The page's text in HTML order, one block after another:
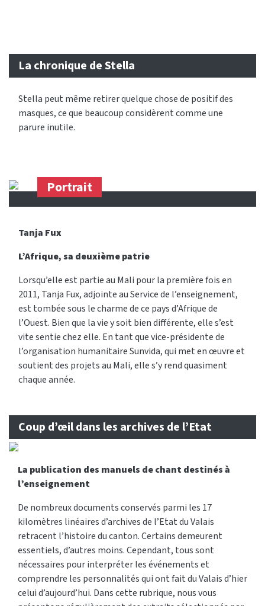
La chronique de Stella
Stella peut même retirer quelque chose de positif des
masques, ce que beaucoup considèrent comme une
parure inutile.
Portrait
Tanja Fux
L’Afrique, sa deuxième patrie
Lorsqu’elle est partie au Mali pour la première fois en
2011, Tanja Fux, adjointe au Service de l’enseignement,
est tombée sous le charme de ce pays d’Afrique de
l’Ouest. Bien que la vie y soit bien différente, elle s’est
vite sentie chez elle. En tant que vice-présidente de
l’organisation humanitaire Sunvida, qui met en œuvre et
soutient des projets au Mali, elle s’y rend quasiment
chaque année.
Coup d’œil dans les archives de l’Etat
La publication des manuels de chant destinés à
l’enseignement
De nombreux documents conservés parmi les 17
kilomètres linéaires d’archives de l’Etat du Valais
retracent l’histoire du canton. Certains demeurent
essentiels, d’autres moins. Cependant, tous sont
nécessaires pour interpréter les événements et
comprendre les personnalités qui ont fait du Valais d’hier
celui d’aujourd’hui. Dans cette rubrique, nous vous